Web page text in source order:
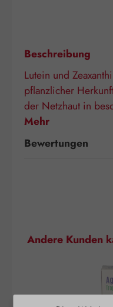
Beschreibung
Lutein und
pflanzlicher
der Netzhaut in
Mehr
Bewertungen
Produktgalerie
Andere Kunden